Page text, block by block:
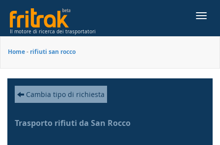
Il motore di ricerca dei trasportatori
Home- rifiuti san rocco
Cambia tipo di richiesta
Trasporto rifiuti da San Rocco